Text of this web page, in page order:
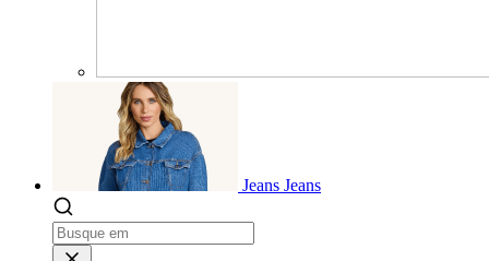
Jeans Jeans